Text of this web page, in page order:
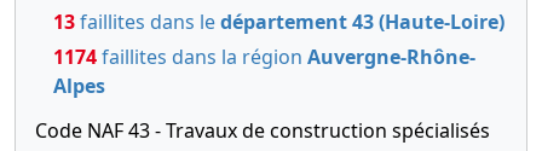
13faillites dans ledépartement 43 (Haute-Loire)
1174faillites dans la région Auvergne-Rhône-
Alpes
Code NAF 43 - Travaux de construction spécialisés